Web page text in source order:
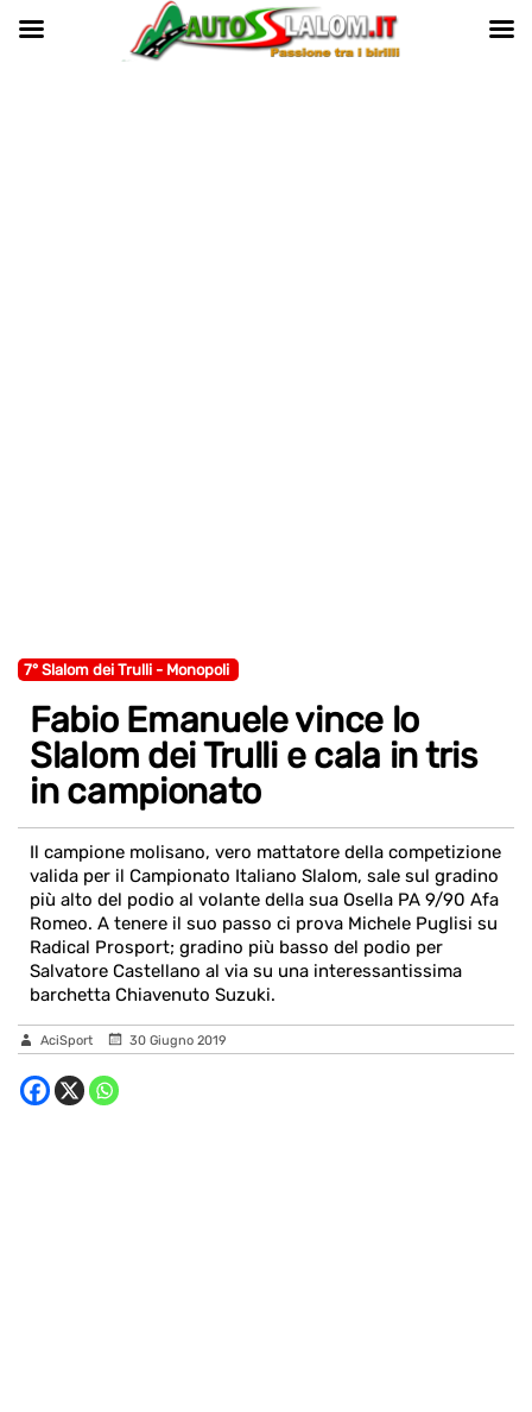
7° Slalom dei Trulli - Monopoli
Fabio Emanuele vince lo
Slalom dei Trulli e cala in tris
in campionato
Il campione molisano, vero mattatore della competizione
valida per il Campionato Italiano Slalom, sale sul gradino
più alto del podio al volante della sua Osella PA 9/90 Afa
Romeo. A tenere il suo passo ci prova Michele Puglisi su
Radical Prosport; gradino più basso del podio per
Salvatore Castellano al via su una interessantissima
barchetta Chiavenuto Suzuki.
AciSport 30 Giugno 2019